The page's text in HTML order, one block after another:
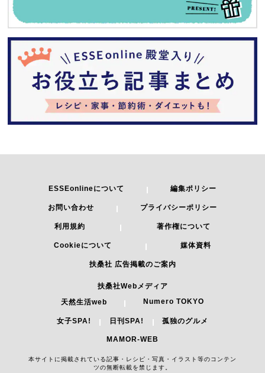
ESSEonlineについて 編集ポリシー
お問い合わせ プライバシーポリシー
利用規約 著作権について
Cookieについて 媒体資料
扶桑社 広告掲載のご案内
扶桑社Webメディア
天然生活web
Numero TOKYO
女子SPA! 日刊SPA! 孤独のグルメ
MAMOR-WEB
本サイトに掲載されている記事・レシピ・写真・イラスト等のコンテン
ツの無断転載を禁じます。